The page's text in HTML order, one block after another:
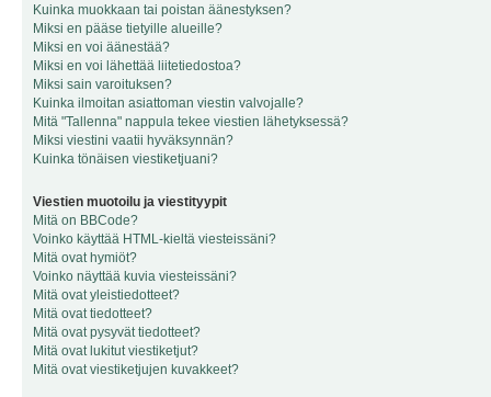
Kuinka muokkaan tai poistan äänestyksen?
Miksi en pääse tietyille alueille?
Miksi en voi äänestää?
Miksi en voi lähettää liitetiedostoa?
Miksi sain varoituksen?
Kuinka ilmoitan asiattoman viestin valvojalle?
Mitä "Tallenna" nappula tekee viestien lähetyksessä?
Miksi viestini vaatii hyväksynnän?
Kuinka tönäisen viestiketjuani?
Viestien muotoilu ja viestityypit
Mitä on BBCode?
Voinko käyttää HTML-kieltä viesteissäni?
Mitä ovat hymiöt?
Voinko näyttää kuvia viesteissäni?
Mitä ovat yleistiedotteet?
Mitä ovat tiedotteet?
Mitä ovat pysyvät tiedotteet?
Mitä ovat lukitut viestiketjut?
Mitä ovat viestiketjujen kuvakkeet?